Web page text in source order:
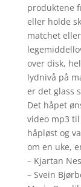
produktene
eller holde
matchet
over disk,
lydnivå på
er det glass
Det håpet
video mp3
håpløst og
om en uke,
– Kjartan
– Svein